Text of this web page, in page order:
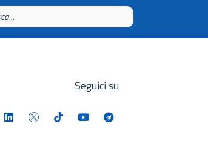
Seguici su